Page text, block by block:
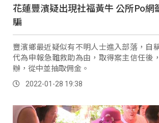
花蓮豐濱疑出現社福黃牛 公所Po網
騙
豐濱鄉最近疑似有不明人士進入部落，自
代為申報急難救助為由，取得案主信任後
辦，從中並抽取佣金。
2022-01-28 19:38